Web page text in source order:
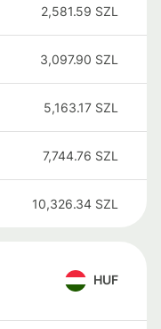
2,581.59 SZL
3,097.90 SZL
5,163.17 SZL
7,744.76 SZL
10,326.34 SZL
HUF